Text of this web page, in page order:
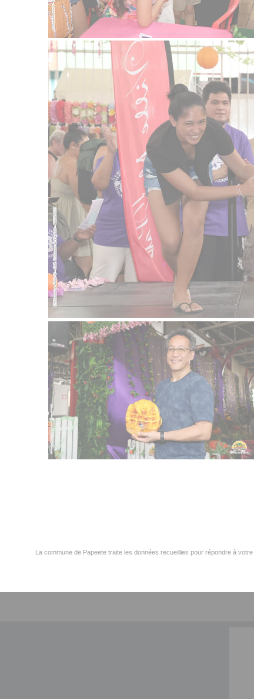
La commune de Papeete traite les données recueillies pour répondre à